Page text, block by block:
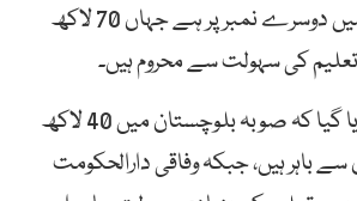
سندھ اس فہرست میں دوسرے نمبر پر ہے جہاں 70 لاکھ
رپورٹ میں مزید بتایا گیا کہ صوبہ بلوچستان میں 40 لاکھ
سے باہر ہیں، جبکہ وفاقی دارالحکومت